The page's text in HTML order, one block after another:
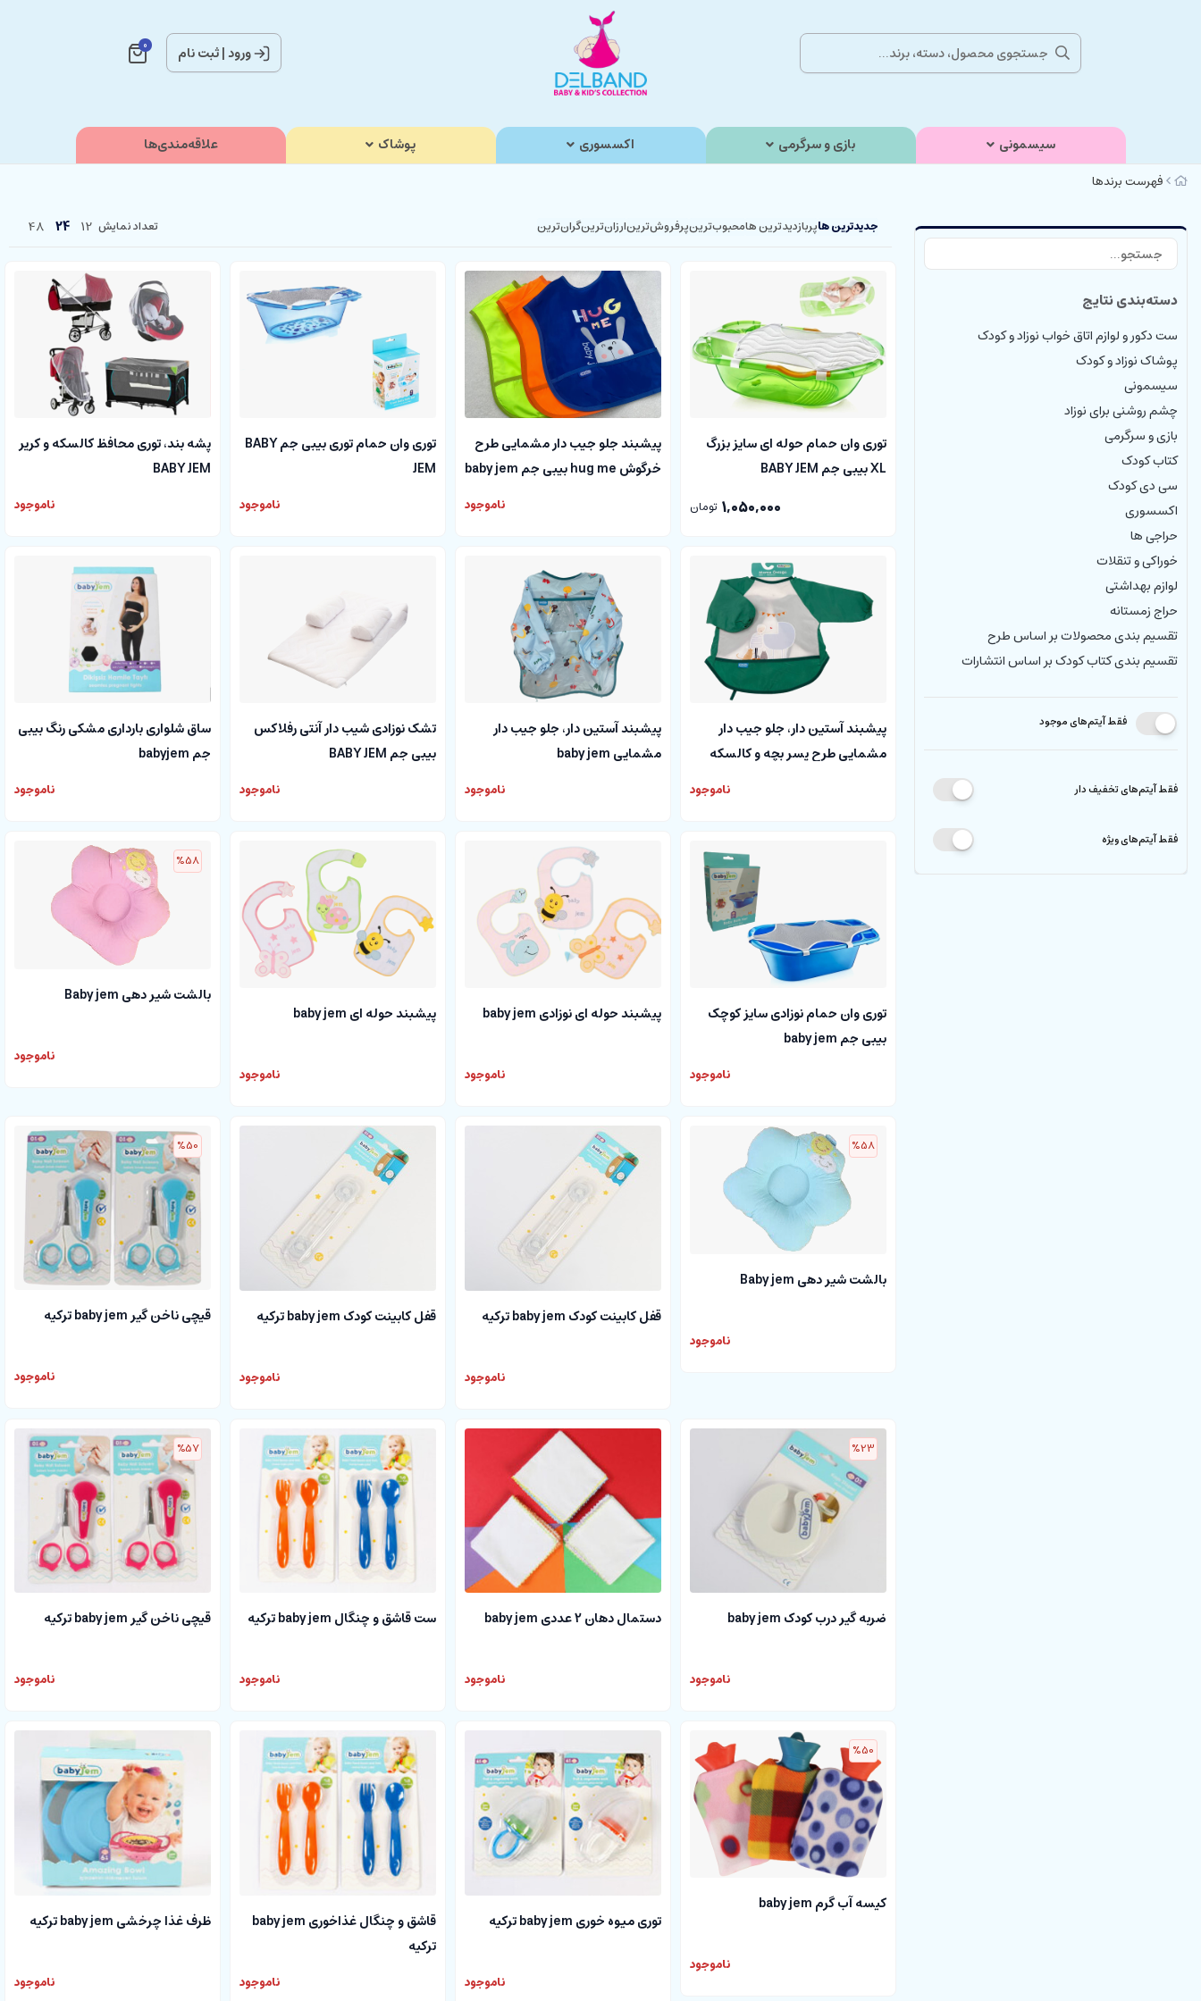
ورود|ثبت نام 0
سیسمونی بازی و سرگرمی اکسسوری پوشاک علاقه‌مندی‌ها
فهرست برندها
دسته‌بندی نتایج
ست دکور و لوازم اتاق خواب نوزاد و کودک
پوشاک نوزاد و کودک
سیسمونی
چشم روشنی برای نوزاد
بازی و سرگرمی
کتاب کودک
سی دی کودک
اکسسوری
حراجی ها
خوراکی و تنقلات
لوازم بهداشتی
حراج زمستانه
تقسیم بندی محصولات بر اساس طرح
تقسیم بندی کتاب کودک بر اساس انتشارات
فقط آیتم‌های موجود
فقط آیتم‌های تخفیف دار
فقط آیتم‌های ویژه
جدیدترین هاپربازدیدترین هامحبوب‌‌ترینپرفروش‌ترینارزان‌ترینگران‌ترین تعداد نمایش 12
24
48
توری وان حمام حوله ای سایز بزرگ
XL بیبی جم BABY JEM
1,050,000 تومان
پیشبند جلو جیب دار مشمایی طرح
خرگوش hug me بیبی جم baby jem
ناموجود
توری وان حمام توری بیبی جم BABY
JEM
ناموجود
پشه بند، توری محافظ کالسکه و کریر
BABY JEM
ناموجود
پیشبند آستین دار، جلو جیب دار
مشمایی طرح پسر بچه و کالسکه
ناموجود
پیشبند آستین دار، جلو جیب دار
مشمایی baby jem
ناموجود
تشک نوزادی شیب دار آنتی رفلاکس
بیبی جم BABY JEM
ناموجود
ساق شلواری بارداری مشکی رنگ بیبی
جم babyjem
ناموجود
توری وان حمام نوزادی سایز کوچک
بیبی جم baby jem
ناموجود
پیشبند حوله ای نوزادی baby jem
ناموجود
پیشبند حوله ای baby jem
ناموجود
%58
بالشت شیر دهی Baby jem
ناموجود
%58
بالشت شیر دهی Baby jem
ناموجود
قفل کابینت کودک baby jem ترکیه
ناموجود
قفل کابینت کودک baby jem ترکیه
ناموجود
%50
قیچی ناخن گیر baby jem ترکیه
ناموجود
%23
ضربه گیر درب کودک baby jem
ناموجود
دستمال دهان 2 عددی baby jem
ناموجود
ست قاشق و چنگال baby jem ترکیه
ناموجود
%57
قیچی ناخن گیر baby jem ترکیه
ناموجود
%50
کیسه آب گرم baby jem
ناموجود
توری میوه خوری baby jem ترکیه
ناموجود
قاشق و چنگال غذاخوری baby jem
ترکیه
ناموجود
ظرف غذا چرخشی baby jem ترکیه
ناموجود